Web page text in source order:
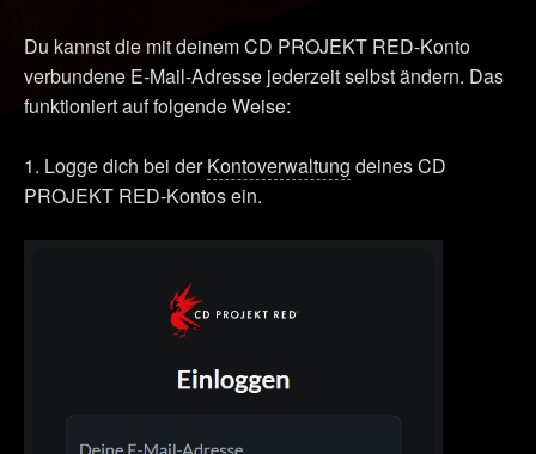
Du kannst die mit deinem CD PROJEKT RED-Konto
verbundene E-Mail-Adresse jederzeit selbst ändern. Das
funktioniert auf folgende Weise:
1. Logge dich bei derKontoverwaltung deines CD
PROJEKT RED-Kontos ein.